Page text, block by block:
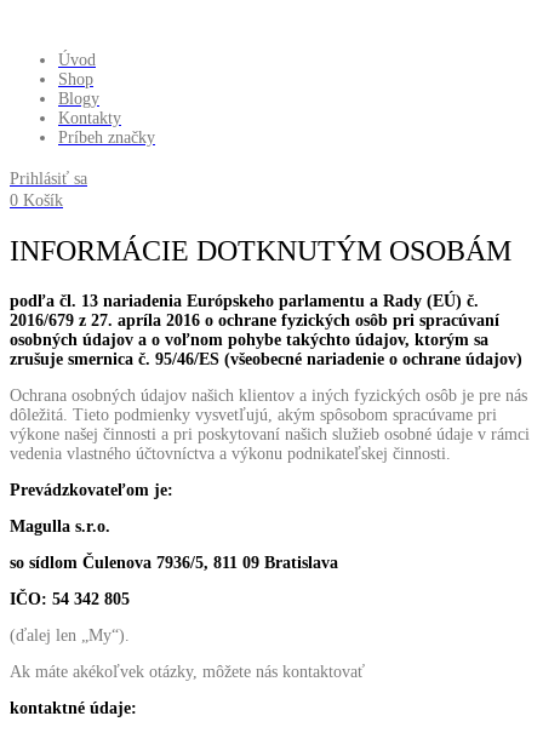
Úvod
Shop
Blogy
Kontakty
Príbeh značky
Prihlásiť sa
0 Košík
INFORMÁCIE DOTKNUTÝM OSOBÁM
podľa čl. 13 nariadenia Európskeho parlamentu a Rady (EÚ) č.
2016/679 z 27. apríla 2016 o ochrane fyzických osôb pri spracúvaní
osobných údajov a o voľnom pohybe takýchto údajov, ktorým sa
zrušuje smernica č. 95/46/ES (všeobecné nariadenie o ochrane údajov)
Ochrana osobných údajov našich klientov a iných fyzických osôb je pre nás
dôležitá. Tieto podmienky vysvetľujú, akým spôsobom spracúvame pri
výkone našej činnosti a pri poskytovaní našich služieb osobné údaje v rámci
vedenia vlastného účtovníctva a výkonu podnikateľskej činnosti.
Prevádzkovateľom je:
Magulla s.r.o.
so sídlom Čulenova 7936/5, 811 09 Bratislava
IČO: 54 342 805
(ďalej len „My“).
Ak máte akékoľvek otázky, môžete nás kontaktovať
kontaktné údaje: